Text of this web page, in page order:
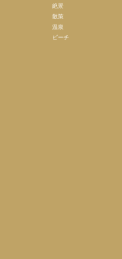
絶景
散策
温泉
ビーチ